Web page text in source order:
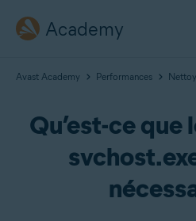
Academy
Avast Academy Performances
Qu’est-ce que